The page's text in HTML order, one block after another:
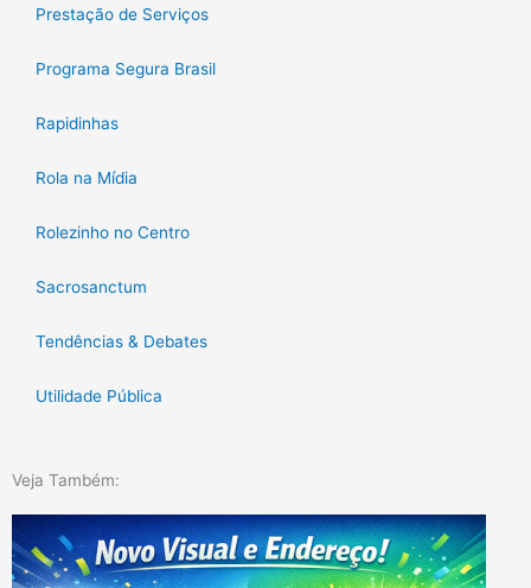
Prestação de Serviços
Programa Segura Brasil
Rapidinhas
Rola na Mídia
Rolezinho no Centro
Sacrosanctum
Tendências & Debates
Utilidade Pública
Veja Também: